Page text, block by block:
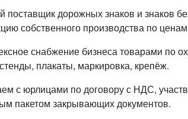
поставщик дорожных знаков и знаков
собственного производства по ценам
снабжение бизнеса товарами по
плакаты, маркировка, крепёж.
с юрлицами по договору с НДС,
пакетом закрывающих документов.